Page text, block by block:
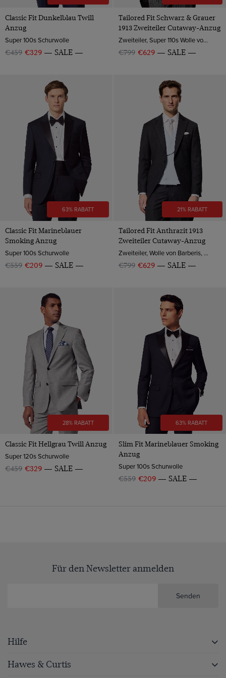
Classic Fit Dunkelblau Twill
Anzug
Super 100s Schurwolle
€459 €329 SALE
Tailored Fit Schwarz & Grauer
1913 Zweiteiler Cutaway-Anzug
Zweiteiler, Super 110s Wolle von Angelico, Italien
€799 €629 SALE
63% RABATT
Classic Fit Marineblauer
Smoking Anzug
Super 100s Schurwolle
€559 €209 SALE
21% RABATT
Tailored Fit Anthrazit 1913
Zweiteiler Cutaway-Anzug
Zweiteiler, Wolle von Barberis, Italien
€799 €629 SALE
28% RABATT
Classic Fit Hellgrau Twill Anzug
Super 120s Schurwolle
€459 €329 SALE
63% RABATT
Slim Fit Marineblauer Smoking
Anzug
Super 100s Schurwolle
€559 €209 SALE
Für den Newsletter anmelden
Senden
Hilfe
Hawes & Curtis